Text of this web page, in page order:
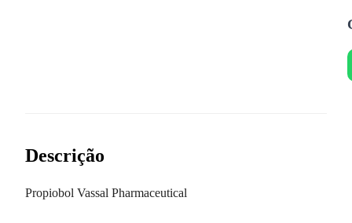
Descrição
Propiobol Vassal Pharmaceutical